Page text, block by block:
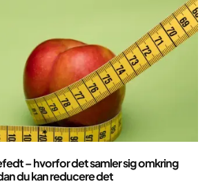
– hvorfor det samler sig omkring
du kan reducere det